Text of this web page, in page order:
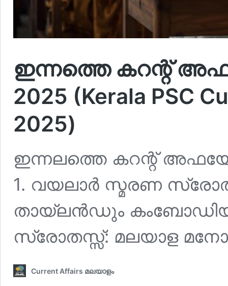
ഇന്നത്തെ കറന്റ്
2025 (Kerala PSC
2025)
ഇന്നലത്തെ കറന്റ്
1. വയലാര്‍ സ്മരണ
തായ്‌ലന്‍ഡും
സ്രോതസ്സ്: മലയാള
Current Affairs മലയാളം